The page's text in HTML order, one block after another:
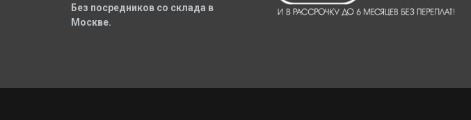
Без посредников со склада в
Москве.